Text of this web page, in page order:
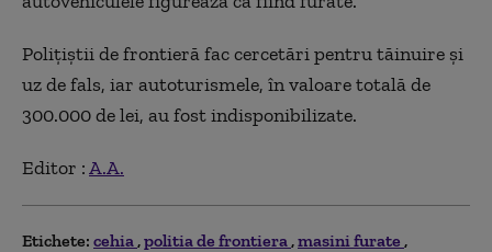
Poliţiştii de frontieră fac cercetări pentru tăinuire şi
uz de fals, iar autoturismele, în valoare totală de
300.000 de lei, au fost indisponibilizate.
Editor :A.A.
Etichete: cehia politia de frontiera masini furate